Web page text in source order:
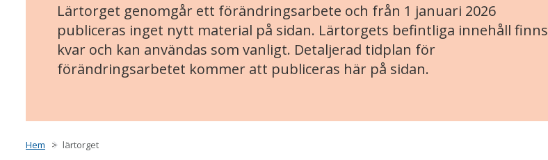
Lärtorget genomgår ett förändringsarbete och från 1 januari 2026
publiceras inget nytt material på sidan. Lärtorgets befintliga innehåll finns
kvar och kan användas som vanligt. Detaljerad tidplan för
förändringsarbetet kommer att publiceras här på sidan.
Hem lärtorget